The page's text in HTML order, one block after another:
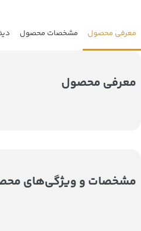
معرفی محصول مشخصات محصول
معرفی محصول
مشخصات و ویژگی‌های